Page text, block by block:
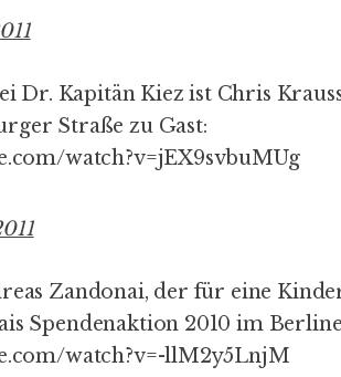
Dr. Kapitän Kiez ist Chris
Straße zu Gast:
watch?v=jEX9svbuMUg
Zandonai, der für eine
Spendenaktion 2010 im
watch?v=-llM2y5LnjM